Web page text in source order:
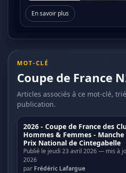
En savoir plus
MOT-CLÉ
Coupe de France
Articles associés à ce mot-clé,
publication.
2026 - Coupe de France des
Hommes & Femmes - Manche
Prix National de Cintegabelle
Publié le jeudi 23 avril 2026 — mis à
2026
par Frédéric Lafargue